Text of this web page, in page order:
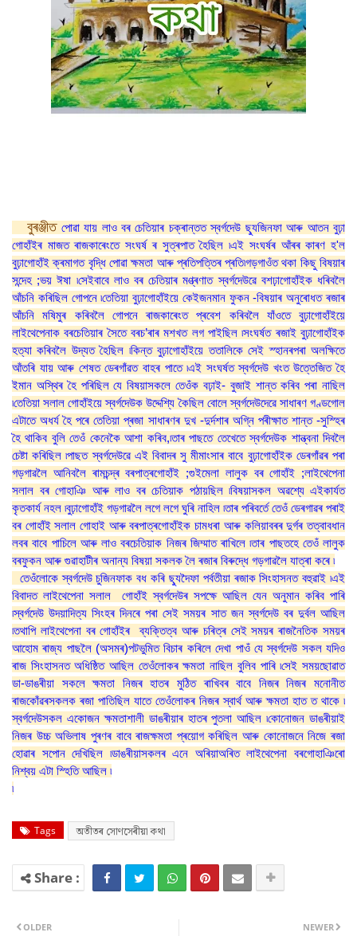
বুৰঞ্জীত পোৱা যায় লাও বৰ চেতিয়াৰ চক্ৰান্তত স্বৰ্গদেউ ছ্যুজিনফা আৰু আতন বুঢ়া
গোহাঁইৰ মাজত ৰাজকাৰেংতে সংঘৰ্ষ ৰ সুত্ৰপাত হৈছিল ৷এই সংঘৰ্ষৰ আঁৰৰ কাৰণ হ'ল
বুঢ়াগোহাঁই ক্ৰমাগত বৃদ্ধি পোৱা ক্ষমতা আৰু প্ৰতিপত্তিৰ প্ৰতি৷গড়গাওঁত থকা কিছু বিষয়াৰ
সন্দেহ ;ভয় ঈষা ৷সেইবাবে লাও বৰ চেতিয়াৰ মণ্ত্ৰণাত স্বৰ্গদেউৱে বশঢ়াগোহাঁইক ধৰিবলৈ
আঁচনি কৰিছিল গোপনে ৷তেতিয়া বুঢ়াগোহাঁইয়ে কেইজনমান ফুকন -বিষয়াৰ অনুৰোধত ৰজাৰ
আঁচনি মষিমুৰ কৰিবলৈ গোপনে ৰাজকাৰেংত প্ৰবেশ কৰিবলৈ যাঁওতে বুঢ়াগোহাঁইয়ে
লাইথেপেনাক বৰচেতিয়াৰ সৈতে বৰচ’ৰাৰ মশখত লগ পাইছিল ৷সংঘৰ্ষত ৰজাই বুঢ়াগোহাঁইক
হত্যা কৰিবলৈ উদ্যত হৈছিল ৷কিন্ত বুঢ়াগোহাঁইয়ে ততালিকে সেই স্হানৰপৰা অলক্ষিতে
আঁতৰি যায় আৰু শেষত ডেৰগাঁৱত বাহৰ পাতে ৷এই সংঘৰ্ষত স্বৰ্গদেউ খংত উত্তেজিত হৈ
ইমান অস্থিৰ হৈ পৰিছিল যে বিষয়াসকলে তেওঁক বঢ়াই- বুজাই শান্ত কৰিব পৰা নাছিল
৷তেতিয়া সলাল গোহাঁইয়ে স্বৰ্গদেউক উদ্দেশ্যি কৈছিল বোলে স্বৰ্গদেউদেৱে সাধাৰণ গণ্ডগোল
এটাতে অধৰ্য হৈ পৰে তেতিয়া প্ৰজা সাধাৰণৰ দুখ -দুৰ্দশাৰ অগ্নি পৰীক্ষাত শান্ত -সুস্হিৰ
হৈ থাকিব বুলি তেওঁ কেনেকৈ আশা কৰিব,৷তাৰ পাছতে তেখেতে স্বৰ্গদেউক শান্ত্বনা দিবলৈ
চেষ্টা কৰিছিল ৷পাছত স্বৰ্গদেউৱে এই বিবাদৰ সু মীমাংসাৰ বাবে বুঢ়াগোহাঁইক ডেৰগাঁৱৰ পৰা
গড়গাৱলৈ আনিবলৈ ৰামচন্দ্ৰ বৰপাত্ৰগোহাঁই ;গুইমেলা লালুক বৰ গোহাঁই ;লাইথেপেনা
সলাল বৰ গোহাঞি আৰু লাও বৰ চেতিয়াক পঠায়ছিল ৷বিষয়াসকল অৱশ্যে এইকাৰ্যত
কৃতকাৰ্য নহল ৷বুঢ়াগোহাঁই গড়গাৱলৈ লগে লগে ঘুৰি নাহিল ৷তাৰ পৰিবৰ্তে তেওঁ ডেৰগাৱৰ পৰাই
বৰ গোহাঁই সলাল গোহাই আৰু বৰপাত্ৰগোহাঁইক চামধৰা আৰু কলিয়াবৰৰ দুৰ্গৰ তত্বাবধান
লবৰ বাবে পাচিলে আৰু লাও বৰচেতিয়াক নিজৰ জিম্মাত ৰাখিলে ৷তাৰ পাছতহে তেওঁ লালুক
বৰফুকন আৰু গুৱাহাটীৰ অনান্য বিষয়া সকলক লৈ ৰজাৰ বিৰুদ্ধে গড়গাৱলৈ যাত্ৰা কৰে ৷
তেওঁলোকে স্বৰ্গদেউ চুজিনফাক বধ কৰি ছ্যুদৈফা পৰ্বতীয়া ৰজাক সিংহাসনত বহুৱাই ৷এই
বিবাদত লাইথেপেনা সলাল গোহাঁই স্বৰ্গদেউৰ সপক্ষে আছিল যেন অনুমান কৰিব পাৰি
৷স্বৰ্গদেউ উদয়াদিত্য সিংহৰ দিনৰে পৰা সেই সময়ৰ সাত জন স্বৰ্গদেউ বৰ দুৰ্বল আছিল
৷তথাপি লাইথেপেনা বৰ গোহাঁইৰ ব্যক্তিত্ব আৰু চৰিত্ৰ সেই সময়ৰ ৰাজনৈতিক সময়ৰ
আহোম ৰাজ্য পাছলৈ (অসমৰ)পটভুমিত বিচাৰ কৰিলে দেখা পাওঁ যে স্বৰ্গদেউ সকল যদিও
ৰাজ সিংহাসনত অধিষ্ঠিত আছিল তেওঁলোকৰ ক্ষমতা নাছিল বুলিব পাৰি ৷সেই সময়ছোৱাত
ডা-ডাঙৰীয়া সকলে ক্ষমতা নিজৰ হাতৰ মুঠিত ৰাখিবৰ বাবে নিজৰ নিজৰ মনোনীত
ৰাজকোঁৱৰসকলক ৰজা পাতিছিল যাতে তেওঁলোকৰ নিজৰ স্বাৰ্থ আৰু ক্ষমতা হাত ত থাকে ৷
স্বৰ্গদেউসকল একোজন ক্ষমতাশালী ডাঙৰীয়াৰ হাতৰ পুতলা আছিল ৷কোনোজন ডাঙৰীয়াই
নিজৰ উচ্চ অভিলাষ পুৰণৰ বাবে ৰাজক্ষমতা প্ৰয়োগ কৰিছিল আৰু কোনোজনে নিজে ৰজা
হোৱাৰ সপোন দেখিছিল ৷ডাঙৰীয়াসকলৰ এনে অৰিয়াঅৰিত লাইথেপেনা বৰগোহাঞিৰো
নিশ্বয় এটা স্হিতি আছিল ৷
৷
Tags অতীতৰ সোণসেৰীয়া কথা
NEWER
OLDER